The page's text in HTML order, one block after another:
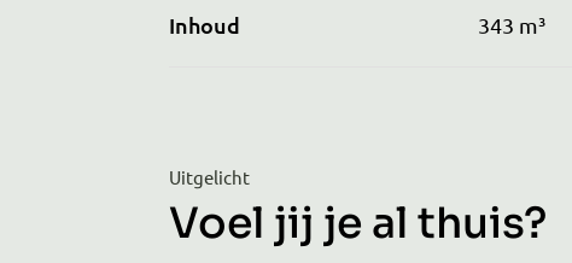
Inhoud 343 m³
Uitgelicht
Voel jij je al thuis?